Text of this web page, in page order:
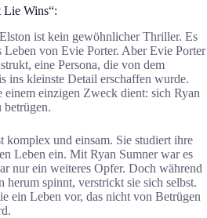
Lie Wins“:
ist kein gewöhnlicher Thriller. Es
Leben von Evie Porter. Aber Evie Porter
eine Persona, die von dem
ins kleinste Detail erschaffen wurde.
einem einzigen Zweck dient: sich Ryan
betrügen.
komplex und einsam. Sie studiert ihre
Leben ein. Mit Ryan Sumner war es
nur ein weiteres Opfer. Doch während
herum spinnt, verstrickt sie sich selbst.
ein Leben vor, das nicht von Betrügen